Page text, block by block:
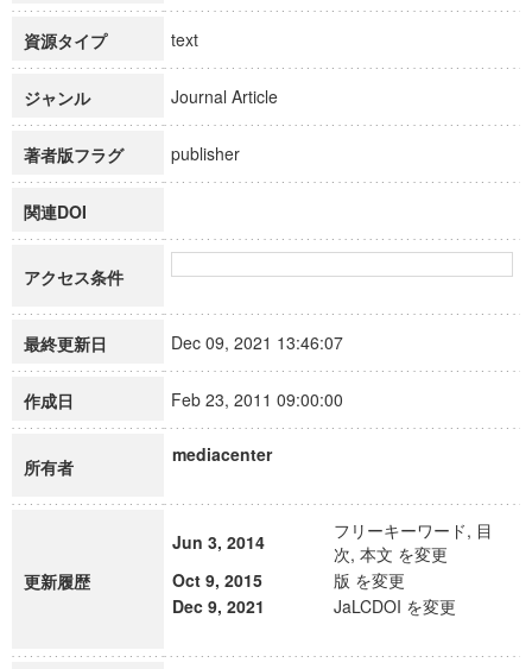
資源タイプ text
ジャンル Journal Article
著者版フラグ publisher
関連DOI
アクセス条件
最終更新日 Dec 09, 2021 13:46:07
作成日 Feb 23, 2011 09:00:00
所有者
mediacenter
更新履歴
Jun 3, 2014
フリーキーワード, 目
次, 本文 を変更
Oct 9, 2015
版 を変更
Dec 9, 2021
JaLCDOI を変更